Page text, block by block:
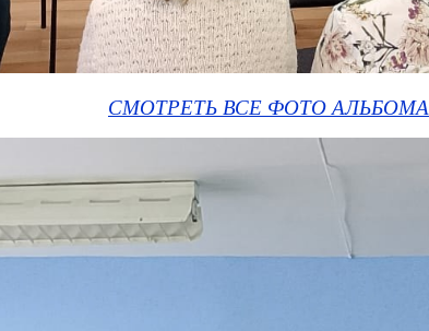
СМОТРЕТЬ ВСЕ ФОТО АЛЬБОМА